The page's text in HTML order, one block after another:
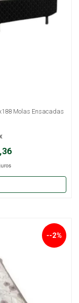
Molas Ensacadas
--2%